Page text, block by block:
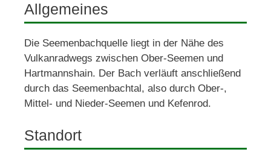
Allgemeines
Die Seemenbachquelle liegt in der Nähe des
Vulkanradwegs zwischen Ober-Seemen und
Hartmannshain. Der Bach verläuft anschließend
durch das Seemenbachtal, also durch Ober-,
Mittel- und Nieder-Seemen und Kefenrod.
Standort